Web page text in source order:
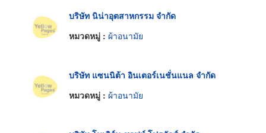
บริษัท นิน่าอุตสาหกรรม จำกัด
หมวดหมู่ : ผ้าอนามัย
บริษัท แซนนิต้า อินเตอร์เนชั่นแนล จำกัด
หมวดหมู่ : ผ้าอนามัย